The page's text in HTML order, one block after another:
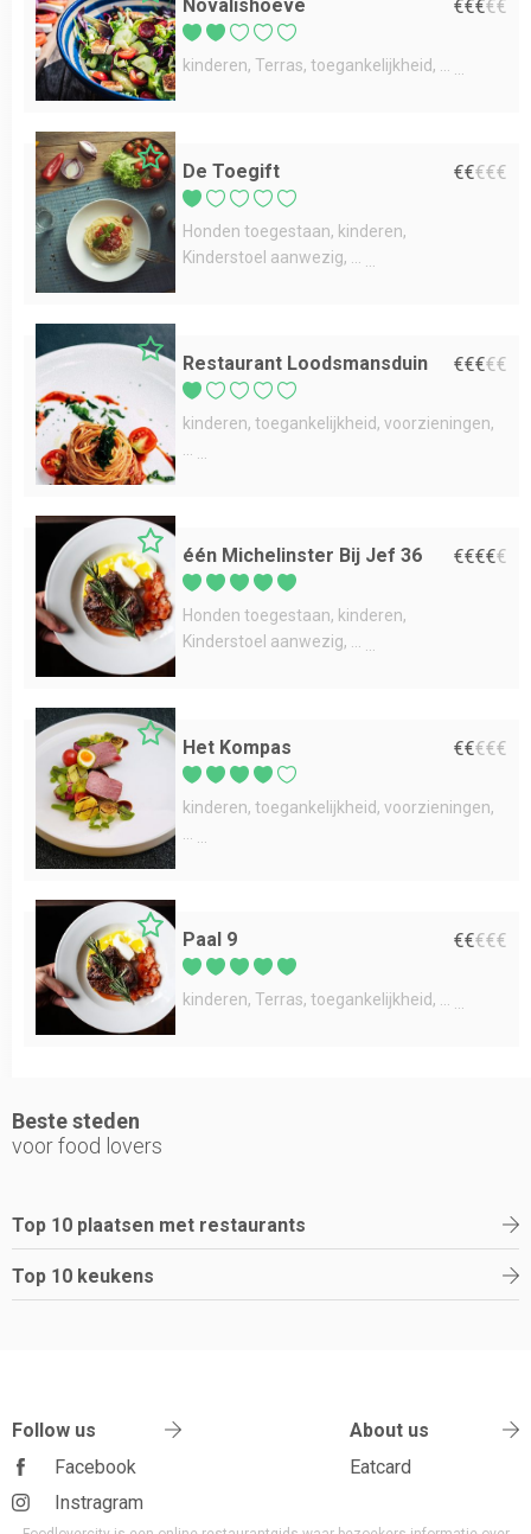
Novalishoeve €€€€€
kinderen Terras toegankelijkheid
De Toegift €€€€€
Honden toegestaan kinderen
Kinderstoel aanwezig
Restaurant Loodsmansduin €€€€€
kinderen toegankelijkheid voorzieningen
één Michelinster Bij Jef 36 €€€€€
Honden toegestaan kinderen
Kinderstoel aanwezig
Het Kompas €€€€€
kinderen toegankelijkheid voorzieningen
Paal 9 €€€€€
kinderen Terras toegankelijkheid
Beste steden
voor food lovers
Top 10 plaatsen met restaurants
Top 10 keukens
Follow us
Facebook
Instragram
About us
Eatcard